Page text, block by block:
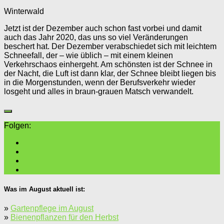
Winterwald
Jetzt ist der Dezember auch schon fast vorbei und damit
auch das Jahr 2020, das uns so viel Veränderungen
beschert hat. Der Dezember verabschiedet sich mit leichtem
Schneefall, der – wie üblich – mit einem kleinen
Verkehrschaos einhergeht. Am schönsten ist der Schnee in
der Nacht, die Luft ist dann klar, der Schnee bleibt liegen bis
in die Morgenstunden, wenn der Berufsverkehr wieder
losgeht und alles in braun-grauen Matsch verwandelt.
Folgen:
Was im August aktuell ist:
» Gartenpflege im August
» Bienenpflanzen für den Herbst